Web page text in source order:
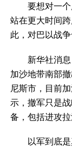
要想对一
站在更大时间
此，对巴以战争
新华社消
加沙地带南部
尼斯市，目前
示，撤军只是
备，包括进攻拉
以军到底